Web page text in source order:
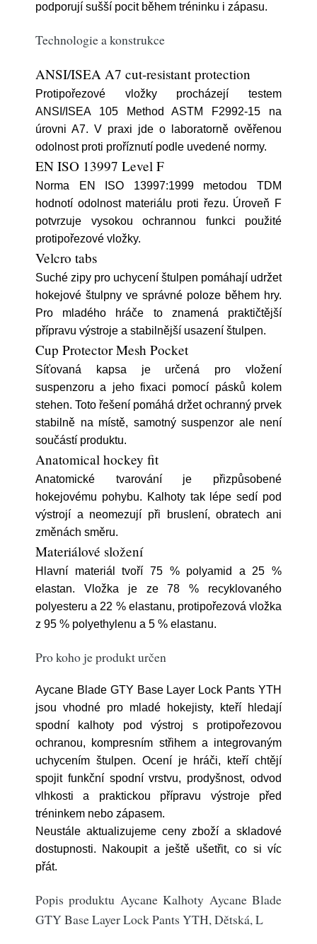
podporují sušší pocit během tréninku i zápasu.
Technologie a konstrukce
ANSI/ISEA A7 cut-resistant protection
Protipořezové vložky procházejí testem
ANSI/ISEA 105 Method ASTM F2992-15 na
úrovni A7. V praxi jde o laboratorně ověřenou
odolnost proti proříznutí podle uvedené normy.
EN ISO 13997 Level F
Norma EN ISO 13997:1999 metodou TDM
hodnotí odolnost materiálu proti řezu. Úroveň F
potvrzuje vysokou ochrannou funkci použité
protipořezové vložky.
Velcro tabs
Suché zipy pro uchycení štulpen pomáhají udržet
hokejové štulpny ve správné poloze během hry.
Pro mladého hráče to znamená praktičtější
přípravu výstroje a stabilnější usazení štulpen.
Cup Protector Mesh Pocket
Síťovaná kapsa je určená pro vložení
suspenzoru a jeho fixaci pomocí pásků kolem
stehen. Toto řešení pomáhá držet ochranný prvek
stabilně na místě, samotný suspenzor ale není
součástí produktu.
Anatomical hockey fit
Anatomické tvarování je přizpůsobené
hokejovému pohybu. Kalhoty tak lépe sedí pod
výstrojí a neomezují při bruslení, obratech ani
změnách směru.
Materiálové složení
Hlavní materiál tvoří 75 % polyamid a 25 %
elastan. Vložka je ze 78 % recyklovaného
polyesteru a 22 % elastanu, protipořezová vložka
z 95 % polyethylenu a 5 % elastanu.
Pro koho je produkt určen
Aycane Blade GTY Base Layer Lock Pants YTH
jsou vhodné pro mladé hokejisty, kteří hledají
spodní kalhoty pod výstroj s protipořezovou
ochranou, kompresním střihem a integrovaným
uchycením štulpen. Ocení je hráči, kteří chtějí
spojit funkční spodní vrstvu, prodyšnost, odvod
vlhkosti a praktickou přípravu výstroje před
tréninkem nebo zápasem.
Neustále aktualizujeme ceny zboží a skladové
dostupnosti. Nakoupit a ještě ušetřit, co si víc
přát.
Popis produktu Aycane Kalhoty Aycane Blade
GTY Base Layer Lock Pants YTH, Dětská, L